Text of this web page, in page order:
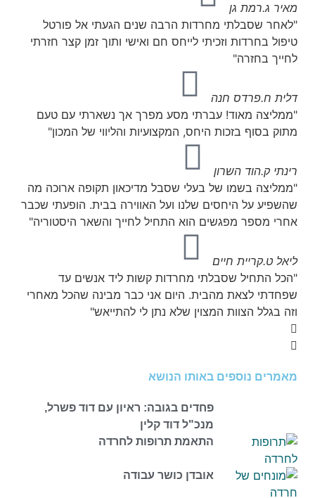
מאיר ג.רמת גן
"לאחר שסבלתי מחרדות הרבה שנים הגעתי אל פורטל
טיפול בחרדות וזכיתי לייחס חם ואישי ותוך זמן קצר חזרתי
לחייך בחזרה"
דלית ח.פרדס חנה
"ממליצה מאוד! עברתי מסע מפרך אך נשארתי עם טעם
מתוק בסוף בזכות היחס, המקצועיות והליווי של המכון"
רינתי ק.הוד השרון
"ממליצה בשמו של בעלי שסבל מדיכאון תקופה ארוכה מה
שהשפיע על היחסים שלנו ועל האווירה בבית. הופעתי שכבר
אחרי מספר מפגשים הוא התחיל לחייך והשאר היסטוריה"
ליאל ט.קריית חיים
"הכל התחיל שסבלתי מחרדות קשות ליד אנשים עד
שפחדתי לצאת מהבית. היום אני כבר מבינה שהכל מאחרי
וזה בגלל הצוות המצוין שלא נתן לי להתייאש"
מאמרים נוספים באותו הנושא
פחדים בגובה: ראיון עם דוד פשרל,
מנכ"ל דוד קלין
התאמת תרופות לחרדה
אובדן כושר עבודה